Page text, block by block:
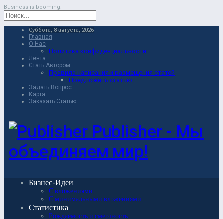
Business is booming.
Суббота, 8 августа, 2026
Главная
О Нас
Политика конфиденциальности
Лента
Стать Автором
Правила написания и размещения статей
Предложить статью
Задать Вопрос
Карта
Заказать Статью
Publisher - Мы
объединяем мир!
Бизнес-Идеи
С вложениями
С минимальными вложениями
Статистика
Рождаемость и смертность